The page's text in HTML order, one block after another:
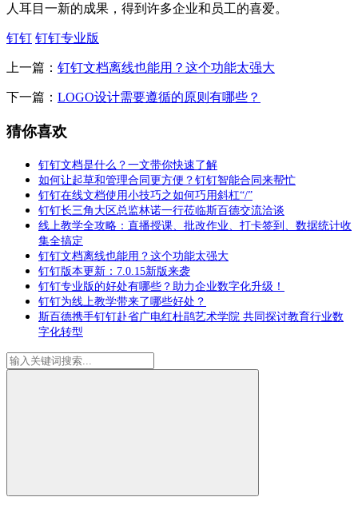
人耳目一新的成果，得到许多企业和员工的喜爱。
钉钉 钉钉专业版
上一篇： 钉钉文档离线也能用？这个功能太强大
下一篇： LOGO设计需要遵循的原则有哪些？
猜你喜欢
钉钉文档是什么？一文带你快速了解
如何让起草和管理合同更方便？钉钉智能合同来帮忙
钉钉在线文档使用小技巧之如何巧用斜杠“/”
钉钉长三角大区总监林诺一行莅临斯百德交流洽谈
线上教学全攻略：直播授课、批改作业、打卡签到、数据统计收
集全搞定
钉钉文档离线也能用？这个功能太强大
钉钉版本更新：7.0.15新版来袭
钉钉专业版的好处有哪些？助力企业数字化升级！
钉钉为线上教学带来了哪些好处？
斯百德携手钉钉赴省广电红杜鹃艺术学院 共同探讨教育行业数
字化转型